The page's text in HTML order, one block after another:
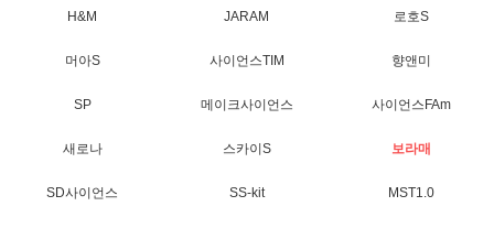
H&M JARAM 로호S
머아S 사이언스TIM 향앤미
SP 메이크사이언스 사이언스FAm
새로나 스카이S 보라매
SD사이언스 SS-kit MST1.0